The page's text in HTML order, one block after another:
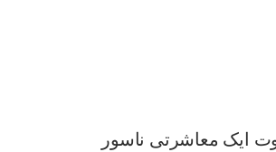
ایک معاشرتی ناسور